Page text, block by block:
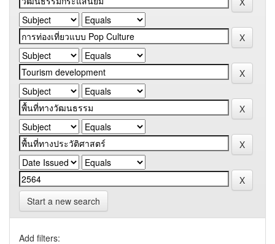
Start a new search
Add filters: